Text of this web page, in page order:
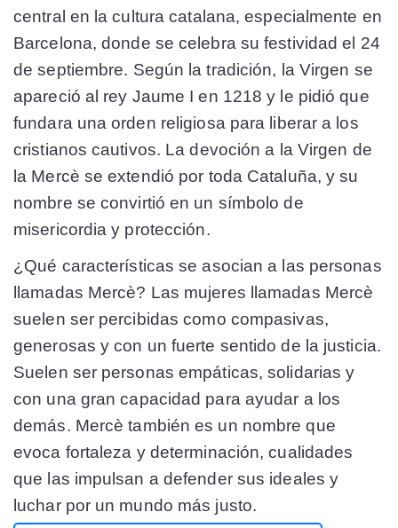
central en la cultura catalana, especialmente en
Barcelona, donde se celebra su festividad el 24
de septiembre. Según la tradición, la Virgen se
apareció al rey Jaume I en 1218 y le pidió que
fundara una orden religiosa para liberar a los
cristianos cautivos. La devoción a la Virgen de
la Mercè se extendió por toda Cataluña, y su
nombre se convirtió en un símbolo de
misericordia y protección.
¿Qué características se asocian a las personas
llamadas Mercè? Las mujeres llamadas Mercè
suelen ser percibidas como compasivas,
generosas y con un fuerte sentido de la justicia.
Suelen ser personas empáticas, solidarias y
con una gran capacidad para ayudar a los
demás. Mercè también es un nombre que
evoca fortaleza y determinación, cualidades
que las impulsan a defender sus ideales y
luchar por un mundo más justo.